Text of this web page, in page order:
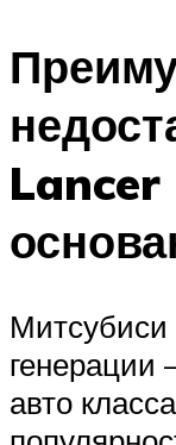
Lancer
Митсубиси
генерации
авто